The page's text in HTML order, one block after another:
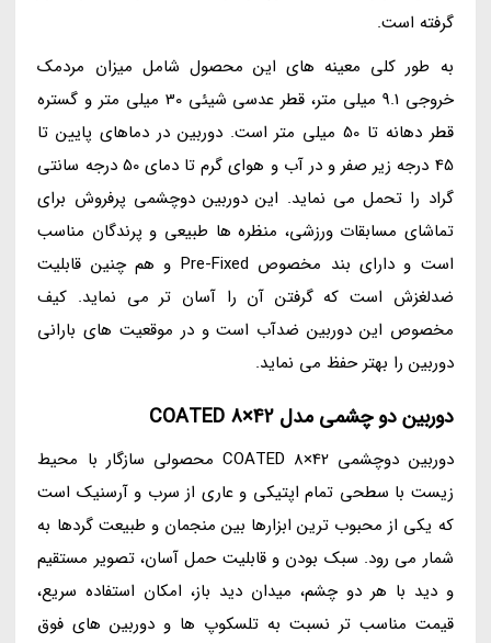
گرفته است.
به طور کلی معینه های این محصول شامل میزان مردمک
خروجی 9.1 میلی متر، قطر عدسی شیئی 30 میلی متر و گستره
قطر دهانه تا 50 میلی متر است. دوربین در دماهای پایین تا
45 درجه زیر صفر و در آب و هوای گرم تا دمای 50 درجه سانتی
گراد را تحمل می نماید. این دوربین دوچشمی پرفروش برای
تماشای مسابقات ورزشی، منظره ها طبیعی و پرندگان مناسب
است و دارای بند مخصوص Pre-Fixed و هم چنین قابلیت
ضدلغزش است که گرفتن آن را آسان تر می نماید. کیف
مخصوص این دوربین ضدآب است و در موقعیت های بارانی
دوربین را بهتر حفظ می نماید.
دوربین دو چشمی مدل COATED 8×42
دوربین دوچشمی COATED 8×42 محصولی سازگار با محیط
زیست با سطحی تمام اپتیکی و عاری از سرب و آرسنیک است
که یکی از محبوب ترین ابزارها بین منجمان و طبیعت گردها به
شمار می رود. سبک بودن و قابلیت حمل آسان، تصویر مستقیم
و دید با هر دو چشم، میدان دید باز، امکان استفاده سریع،
قیمت مناسب تر نسبت به تلسکوپ ها و دوربین های فوق